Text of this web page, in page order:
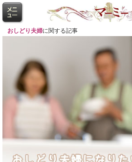
おしどり夫婦に関する記事